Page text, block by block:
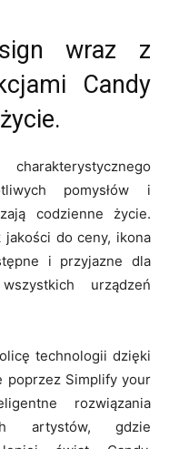
wraz z
Candy
pomysłów i
codzienne życie.
do ceny, ikona
i przyjazne dla
urządzeń
technologii dzięki
poprzez Simplify your
rozwiązania
artystów, gdzie